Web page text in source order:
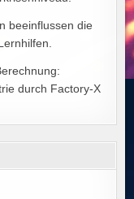
beeinflussen die
durch Factory-X